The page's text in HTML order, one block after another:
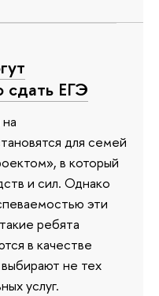
сдать ЕГЭ
для семей
в который
и сил. Однако
эти
ребята
в качестве
не тех
услуг.